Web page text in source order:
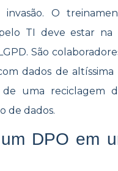
invasão. O
pelo TI deve estar na
São
dados de altíssima
de uma reciclagem
de dados.
DPO em